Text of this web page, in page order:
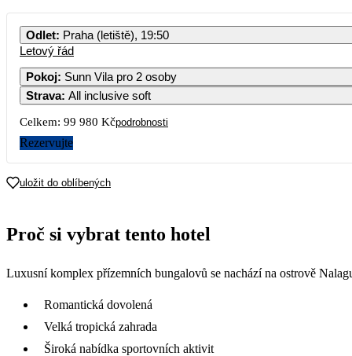
Odlet: Praha (letiště), 19:50
Letový řád
Pokoj: Sunn Vila pro 2 osoby
Strava: All inclusive soft
Celkem: 99 980 Kčpodrobnosti
Rezervujte
uložit do oblíbených
Proč si vybrat tento hotel
Luxusní komplex přízemních bungalovů se nachází na ostrově
Romantická dovolená
Velká tropická zahrada
Široká nabídka sportovních aktivit